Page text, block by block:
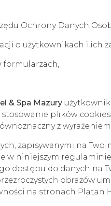
Ochrony Danych
o użytkownikach i ich
formularzach,
& Spa Mazury
plików
z
zapisywanymi na
w niniejszym
dostępu do danych na
obrazów
na stronach Platan